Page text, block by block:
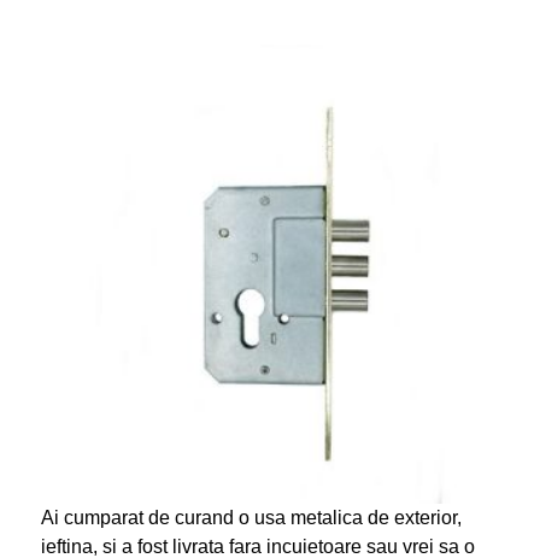
Ai cumparat de curand o usa metalica de exterior,
ieftina, si a fost livrata fara incuietoare sau vrei sa o